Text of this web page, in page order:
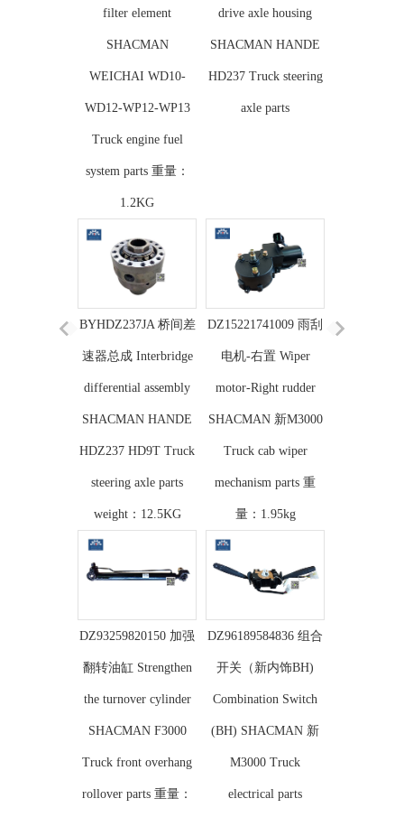
filter element
SHACMAN
WEICHAI WD10-
WD12-WP12-WP13
Truck engine fuel
system parts 重量：
1.2KG
drive axle housing
SHACMAN HANDE
HD237 Truck steering
axle parts
BYHDZ237JA 桥间差
速器总成 Interbridge
differential assembly
SHACMAN HANDE
HDZ237 HD9T Truck
steering axle parts
weight：12.5KG
DZ15221741009 雨刮
电机-右置 Wiper
motor-Right rudder
SHACMAN 新M3000
Truck cab wiper
mechanism parts 重
量：1.95kg
DZ93259820150 加强
翻转油缸 Strengthen
the turnover cylinder
SHACMAN F3000
Truck front overhang
rollover parts 重量：
DZ96189584836 组合
开关（新内饰BH)
Combination Switch
(BH) SHACMAN 新
M3000 Truck
electrical parts